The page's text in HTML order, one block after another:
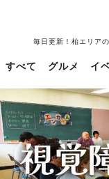
毎日更新！柏エリア
すべて グルメ イ